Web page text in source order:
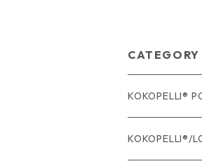
CATEGORY
KOKOPELLI®
KOKOPELLI®/